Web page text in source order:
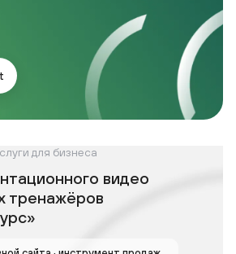
для бизнеса
видео
тренажёров